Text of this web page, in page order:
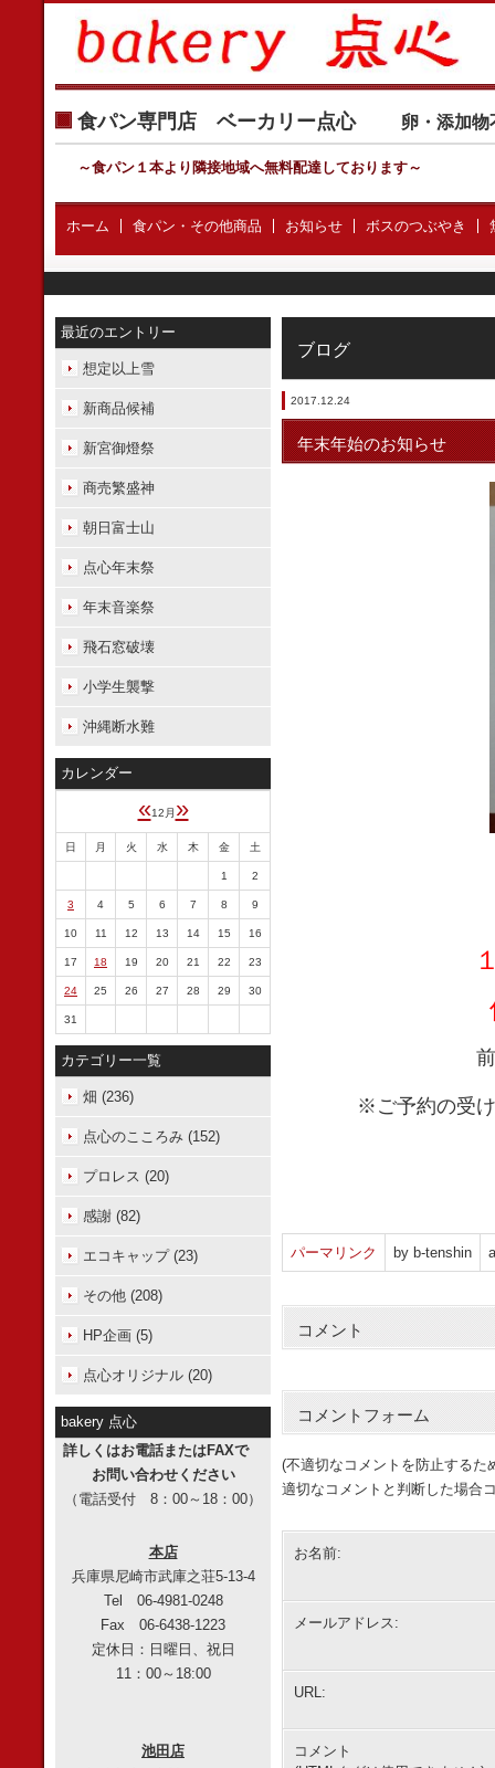
食パン専門店 ベーカリー点心 卵・添加
～食パン１本より隣接地域へ無料配達しております～
ホーム 食パン・その他商品 お知らせ ボスのつぶやき
ブログ
2017.12.24
年末年始のお知らせ
※ご予約の受
パーマリンク by b-tenshin
コメント
コメントフォーム
(不適切なコメントを防止するた
適切なコメントと判断した場合
お名前:
メールアドレス:
URL:
コメント
最近のエントリー
想定以上雪
新商品候補
新宮御燈祭
商売繁盛神
朝日富士山
点心年末祭
年末音楽祭
飛石窓破壊
小学生襲撃
沖縄断水難
カレンダー
«12月 »
日 月 火 水 木 金 土
1 2
3 4 5 6 7 8 9
10 11 12 13 14 15 16
17 18 19 20 21 22 23
24 25 26 27 28 29 30
31
カテゴリー一覧
畑 (236)
点心のこころみ (152)
プロレス (20)
感謝 (82)
エコキャップ (23)
その他 (208)
HP企画 (5)
点心オリジナル (20)
bakery 点心
詳しくはお電話またはFAXで
お問い合わせください
（電話受付 8：00～18：00）
本店
兵庫県尼崎市武庫之荘5-13-4
Tel 06-4981-0248
Fax 06-6438-1223
定休日：日曜日、祝日
11：00～18:00
池田店